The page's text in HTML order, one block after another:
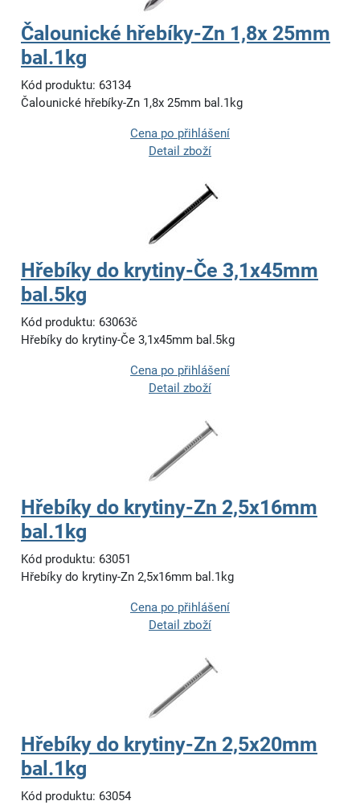
Čalounické hřebíky-Zn 1,8x 25mm
bal.1kg
Kód produktu: 63134
Čalounické hřebíky-Zn 1,8x 25mm bal.1kg
Cena po přihlášení
Detail zboží
Hřebíky do krytiny-Če 3,1x45mm
bal.5kg
Kód produktu: 63063č
Hřebíky do krytiny-Če 3,1x45mm bal.5kg
Cena po přihlášení
Detail zboží
Hřebíky do krytiny-Zn 2,5x16mm
bal.1kg
Kód produktu: 63051
Hřebíky do krytiny-Zn 2,5x16mm bal.1kg
Cena po přihlášení
Detail zboží
Hřebíky do krytiny-Zn 2,5x20mm
bal.1kg
Kód produktu: 63054